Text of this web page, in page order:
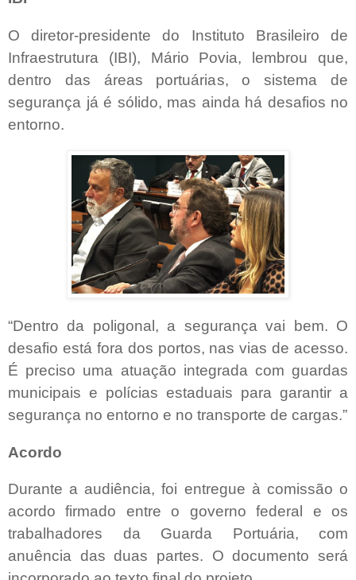
O diretor-presidente do Instituto Brasileiro de
Infraestrutura (IBI), Mário Povia, lembrou que,
dentro das áreas portuárias, o sistema de
segurança já é sólido, mas ainda há desafios no
entorno.
“Dentro da poligonal, a segurança vai bem. O
desafio está fora dos portos, nas vias de acesso.
É preciso uma atuação integrada com guardas
municipais e polícias estaduais para garantir a
segurança no entorno e no transporte de cargas.”
Acordo
Durante a audiência, foi entregue à comissão o
acordo firmado entre o governo federal e os
trabalhadores da Guarda Portuária, com
anuência das duas partes. O documento será